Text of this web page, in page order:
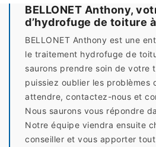
BELLONET Anthony,
d’hydrofuge de toiture
BELLONET Anthony est une
le traitement hydrofuge de
saurons prendre soin de votre
puissiez oublier les problèmes
attendre, contactez-nous et
Nous saurons vous répondre
Notre équipe viendra ensuite
conseiller et vous apporter